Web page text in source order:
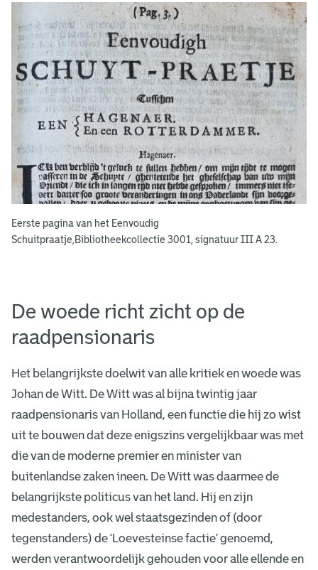
o
u
d
i
g
S
c
h
u
t
-
p
r
a
e
t
j
e
u
i
Eerste pagina van het Eenvoudig
Schuitpraatje,Bibliotheekcollectie 3001, signatuur III A 23.
De woede richt zicht op de
raadpensionaris
Het belangrijkste doelwit van alle kritiek en woede was
Johan de Witt. De Witt was al bijna twintig jaar
raadpensionaris van Holland, een functie die hij zo wist
uit te bouwen dat deze enigszins vergelijkbaar was met
die van de moderne premier en minister van
buitenlandse zaken ineen. De Witt was daarmee de
belangrijkste politicus van het land. Hij en zijn
medestanders, ook wel staatsgezinden of (door
tegenstanders) de ‘Loevesteinse factie’ genoemd,
werden verantwoordelijk gehouden voor alle ellende en